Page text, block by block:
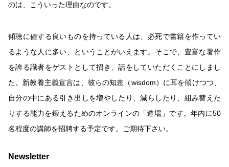
のは、こういった理由なのです。
傾聴に値する良いものを持っている人は、必死で書籍を作ってい
るような人に多い、ということがいえます。そこで、豊富な著作
を誇る識者をゲストとして招き、話をしていただくことにしまし
た。新教養主義宣言は、彼らの知恵（wisdom）に耳を傾けつつ、
自分の中にある引き出しを増やしたり、減らしたり、組み替えた
りする能力を鍛えるためのオンラインの「道場」です。年内に50
名程度の講師を招聘する予定です。ご期待下さい。
Newsletter